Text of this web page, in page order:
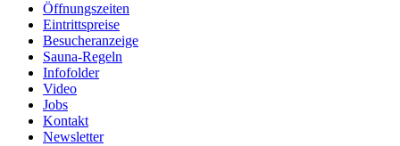
Öffnungszeiten
Eintrittspreise
Besucheranzeige
Sauna-Regeln
Infofolder
Video
Jobs
Kontakt
Newsletter